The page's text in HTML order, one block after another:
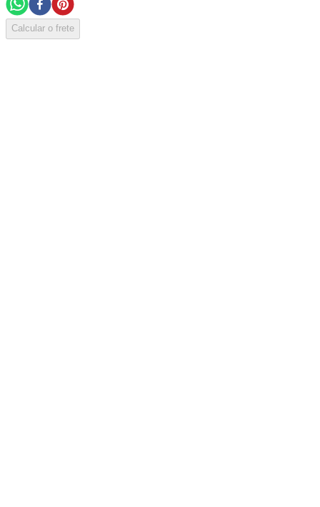
Calcular o frete